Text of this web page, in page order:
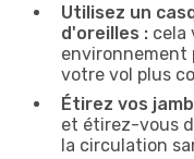
Utilisez un
d'oreilles : cela
environnement
votre vol plus
Étirez vos
et étirez-vous
la circulation